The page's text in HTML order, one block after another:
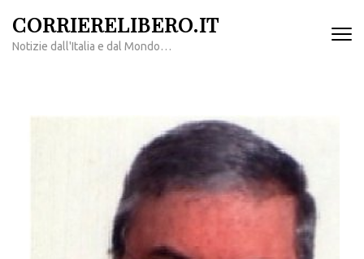
contenuto
CORRIERELIBERO.IT
Notizie dall'Italia e dal Mondo…